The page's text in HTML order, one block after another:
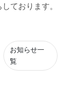
ております。
お知らせ一
覧